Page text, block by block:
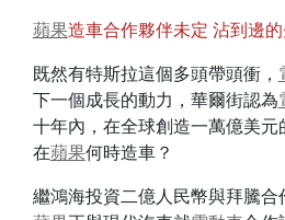
蘋果造車合作夥伴未定 沾到邊
既然有特斯拉這個多頭帶頭衝，
下一個成長的動力，華爾街認為
十年內，在全球創造一萬億美
在蘋果何時造車？
繼鴻海投資二億人民幣與拜騰